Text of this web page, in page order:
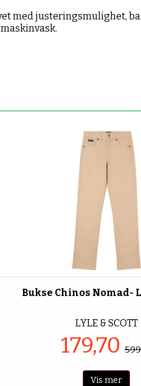
med justeringsmulighet,
-70%
Bukse Chinos Nomad-
LYLE & SCOTT
179,70
Vis mer